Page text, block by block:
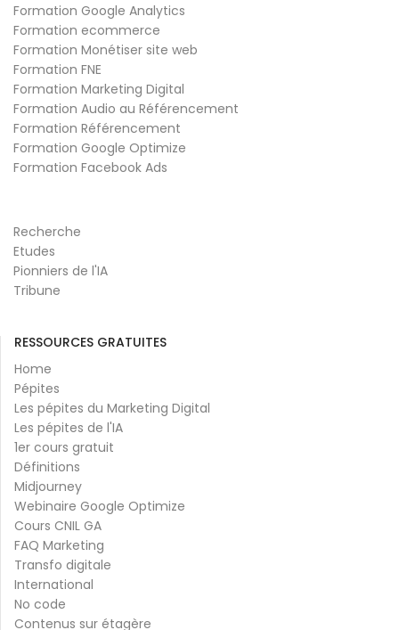
Formation Google Analytics
Formation ecommerce
Formation Monétiser site web
Formation FNE
Formation Marketing Digital
Formation Audio au Référencement
Formation Référencement
Formation Google Optimize
Formation Facebook Ads
Recherche
Etudes
Pionniers de l'IA
Tribune
RESSOURCES GRATUITES
Home
Pépites
Les pépites du Marketing Digital
Les pépites de l'IA
1er cours gratuit
Définitions
Midjourney
Webinaire Google Optimize
Cours CNIL GA
FAQ Marketing
Transfo digitale
International
No code
Contenus sur étagère